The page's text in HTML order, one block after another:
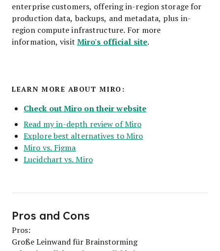
enterprise customers, offering in-region storage for
production data, backups, and metadata, plus in-
region compute infrastructure. For more
information, visit Miro's official site.
LEARN MORE ABOUT MIRO:
Check out Miro on their website
Read my in-depth review of Miro
Explore best alternatives to Miro
Miro vs. Figma
Lucidchart vs. Miro
Pros and Cons
Pros:
Große Leinwand für Brainstorming